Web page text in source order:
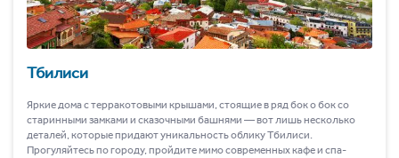
Тбилиси
Яркие дома с терракотовыми крышами, стоящие в ряд бок о бок со
старинными замками и сказочными башнями ― вот лишь несколько
деталей, которые придают уникальность облику Тбилиси.
Прогуляйтесь по городу, пройдите мимо современных кафе и спа-